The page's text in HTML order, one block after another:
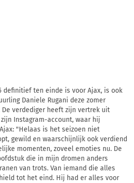
definitief ten einde is voor Ajax, is ook
Daniele Rugani deze zomer
De verdediger heeft zijn vertrek uit
Instagram-account, waar hij
"Helaas is het seizoen niet
gewild en waarschijnlijk ook verdiend
momenten, zoveel emoties nu. De
die in mijn dromen anders
van trots. Van iemand die alles
tot het eind. Hij had er alles voor